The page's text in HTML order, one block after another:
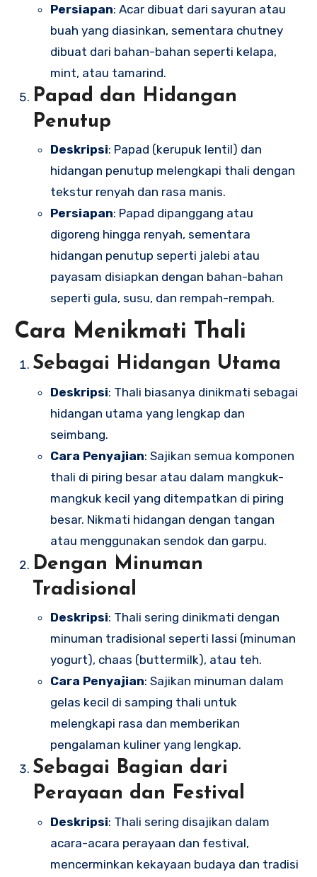
Persiapan: Acar dibuat dari sayuran atau
buah yang diasinkan, sementara chutney
dibuat dari bahan-bahan seperti kelapa,
mint, atau tamarind.
Papad dan Hidangan
Penutup
Deskripsi: Papad (kerupuk lentil) dan
hidangan penutup melengkapi thali dengan
tekstur renyah dan rasa manis.
Persiapan: Papad dipanggang atau
digoreng hingga renyah, sementara
hidangan penutup seperti jalebi atau
payasam disiapkan dengan bahan-bahan
seperti gula, susu, dan rempah-rempah.
Cara Menikmati Thali
Sebagai Hidangan Utama
Deskripsi: Thali biasanya dinikmati sebagai
hidangan utama yang lengkap dan
seimbang.
Cara Penyajian: Sajikan semua komponen
thali di piring besar atau dalam mangkuk-
mangkuk kecil yang ditempatkan di piring
besar. Nikmati hidangan dengan tangan
atau menggunakan sendok dan garpu.
Dengan Minuman
Tradisional
Deskripsi: Thali sering dinikmati dengan
minuman tradisional seperti lassi (minuman
yogurt), chaas (buttermilk), atau teh.
Cara Penyajian: Sajikan minuman dalam
gelas kecil di samping thali untuk
melengkapi rasa dan memberikan
pengalaman kuliner yang lengkap.
Sebagai Bagian dari
Perayaan dan Festival
Deskripsi: Thali sering disajikan dalam
acara-acara perayaan dan festival,
mencerminkan kekayaan budaya dan tradisi